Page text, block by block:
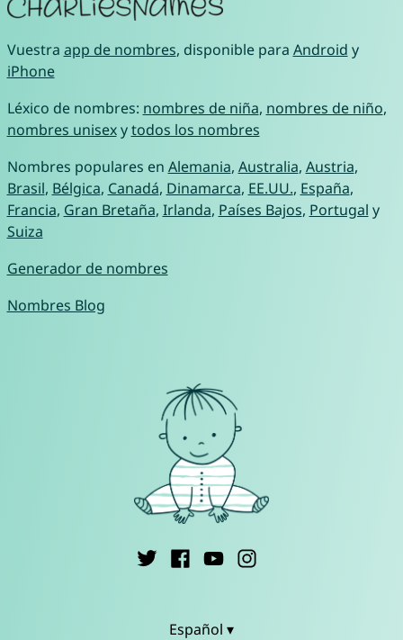
Vuestra app de nombres, disponible para Android y
iPhone
Léxico de nombres: nombres de niña, nombres de niño,
nombres unisexytodos los nombres
Nombres populares en Alemania, Australia, Austria,
Brasil, Bélgica, Canadá, Dinamarca, EE.UU., España,
Francia, Gran Bretaña, Irlanda, Países Bajos, Portugal y
Suiza
Generador de nombres
Nombres Blog
Español ▾